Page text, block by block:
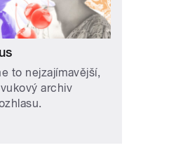
to nejzajímavější,
archiv